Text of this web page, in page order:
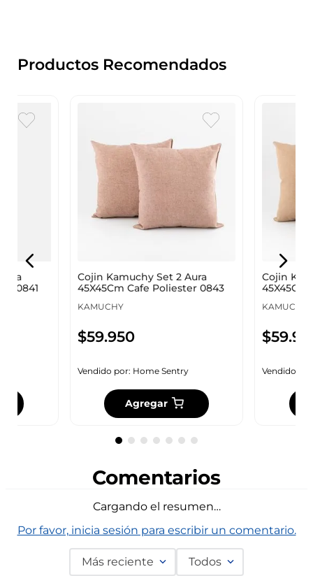
Productos Recomendados
0841
Cojin Kamuchy Set 2 Aura
45X45Cm Cafe Poliester 0843
KAMUCHY
$59.950
Vendido por: Home Sentry
Agregar
Cojin
KAMUCHY
$59.
Vendido
Comentarios
Cargando el resumen…
Por favor, inicia sesión para escribir un comentario.
Más reciente Todos